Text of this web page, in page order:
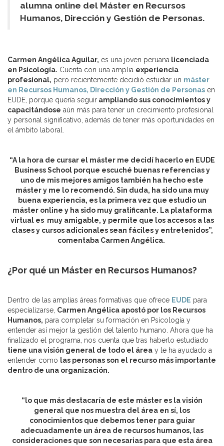
alumna online del Máster en Recursos
Humanos, Dirección y Gestión de Personas.
Carmen Angélica Aguilar, es una joven peruana licenciada
en Psicología. Cuenta con una amplia experiencia
profesional, pero recientemente decidió estudiar un máster
en Recursos Humanos, Dirección y Gestión de Personas en
EUDE, porque quería seguir ampliando sus conocimientos y
capacitándose aún más para tener un crecimiento profesional
y personal significativo, además de tener más oportunidades en
el ámbito laboral.
“A la hora de cursar el máster me decidí hacerlo en EUDE
Business School porque escuché buenas referencias y
uno de mis mejores amigos también ha hecho este
máster y me lo recomendó. Sin duda, ha sido una muy
buena experiencia, es la primera vez que estudio un
máster online y ha sido muy gratificante. La plataforma
virtual es muy amigable, y permite que los accesos a las
clases y cursos adicionales sean fáciles y entretenidos”,
comentaba Carmen Angélica.
¿Por qué un Máster en Recursos Humanos?
Dentro de las amplias áreas formativas que ofrece EUDE para
especializarse, Carmen Angélica apostó por los Recursos
Humanos, para completar su formación en Psicología y
entender así mejor la gestión del talento humano. Ahora que ha
finalizado el programa, nos cuenta que tras haberlo estudiado
tiene una visión general de todo el área y le ha ayudado a
entender como las personas son el recurso más importante
dentro de una organización.
“lo que más destacaría de este máster es la visión
general que nos muestra del área en sí, los
conocimientos que debemos tener para guiar
adecuadamente un área de recursos humanos, las
consideraciones que son necesarias para que esta área